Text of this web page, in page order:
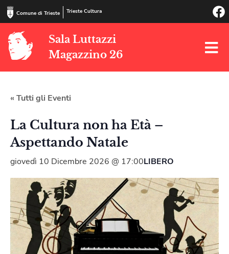
Comune di Trieste Trieste Cultura
Sala Luttazzi
Magazzino 26
« Tutti gli Eventi
La Cultura non ha Età –
Aspettando Natale
giovedì 10 Dicembre 2026 @ 17:00LIBERO